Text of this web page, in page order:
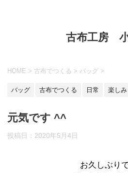
古布工房
HOME > 古布でつくる > バッグ >
バッグ 古布でつくる 日常 楽しみ
元気です ^^
投稿日： 2020年5月4日
お久しぶり